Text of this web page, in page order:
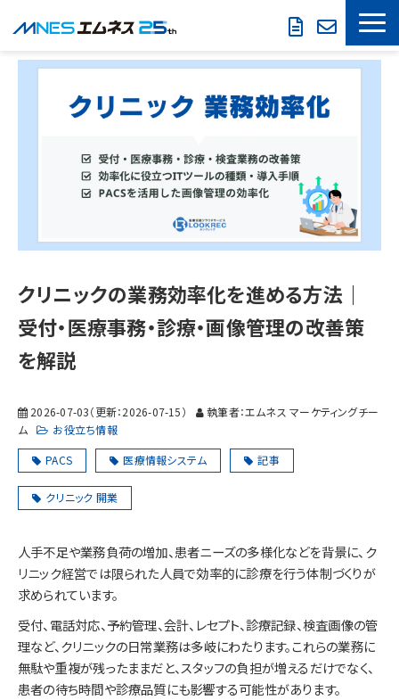
LOOKREC
製品・サービス
導入事例
セミナー情報
お役立ち情報
会社概要
クリニックの業務効率化を進める方法｜
受付・医療事務・診療・画像管理の改善策
を解説
2026-07-03（更新：2026-07-15）
執筆者：エムネス マーケティングチー
ム
お役立ち情報
PACS
医療情報システム 記事
クリニック 開業
人手不足や業務負荷の増加、患者ニーズの多様化などを背景に、ク
リニック経営では限られた人員で効率的に診療を行う体制づくりが
求められています。
受付、電話対応、予約管理、会計、レセプト、診療記録、検査画像の管
理など、クリニックの日常業務は多岐にわたります。これらの業務に
無駄や重複が残ったままだと、スタッフの負担が増えるだけでなく、
患者の待ち時間や診療品質にも影響する可能性があります。